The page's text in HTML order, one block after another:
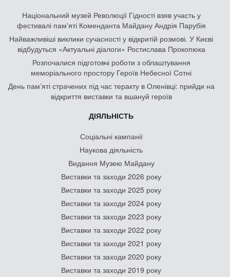
Національний музей Революції Гідності взяв участь у
фестивалі пам'яті Коменданта Майдану Андрія Парубія
Найважливіші виклики сучасності у відкритій розмові. У Києві
відбудуться «Актуальні діалоги» Ростислава Прокопюка
Розпочалися підготовчі роботи з облаштування
меморіального простору Героїв Небесної Сотні
День памʼяті страчених під час теракту в Оленівці: прийди на
відкриття виставки та вшануй героїв
ДІЯЛЬНІСТЬ
Соціальні кампанії
Наукова діяльність
Видання Музею Майдану
Виставки та заходи 2026 року
Виставки та заходи 2025 року
Виставки та заходи 2024 року
Виставки та заходи 2023 року
Виставки та заходи 2022 року
Виставки та заходи 2021 року
Виставки та заходи 2020 року
Виставки та заходи 2019 року